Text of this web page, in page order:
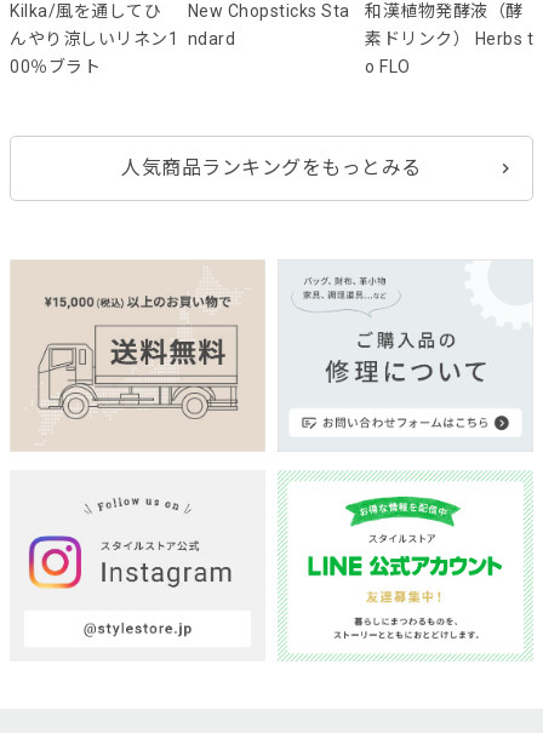
Kilka/風を通してひ
んやり涼しいリネン1
00％ブラト
New Chopsticks Sta
ndard
和漢植物発酵液（酵
素ドリンク） Herbs t
o FLO
人気商品ランキングをもっとみる